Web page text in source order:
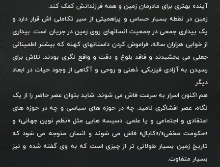
آینده بهتری برای مادرمان زمین و همه فرزندانش کمک کند.
زمین در نقطه بسیار حساس و پراهمیتی از سیر تکاملی اش قرار دارد و
یک بیداری جمعی در جمعیت انسانهای روی زمین در جریان است. بیداری
از خوابی هزاران ساله، فراموش کردن داستانهای کهنه که بیشتر اطمینانی
جعلی می بخشیدند و فاقد بلوغ و دقت و واقع نگری بودند. تلاش برای
رسیدن به آزادی فیزیکی، ذهنی و روحی و آگاهی از وجود حیات در ابعاد
دیگر.
هم اکنون اسرار به سرعت فاش می شوند. شاید بتوان عصر حاضر را از یک
نگاه، عصر افشاگری نامید. چه در حوزه های سیاسی و چه در حوزه های
اعتقادی و اجتماعی و یا علمی. دسیسه هایی مثل «نظم نوین جهانی» و
«حکومت مخفی»/«کابال» فاش می شوند و انسان متوجه می شود که
تاریخ زمین بسیار طولانی تر از چیزی است که به وی گفته شده و نیز
بسیار متفاوت.